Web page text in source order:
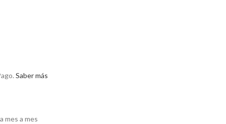
Saber más
mes a mes